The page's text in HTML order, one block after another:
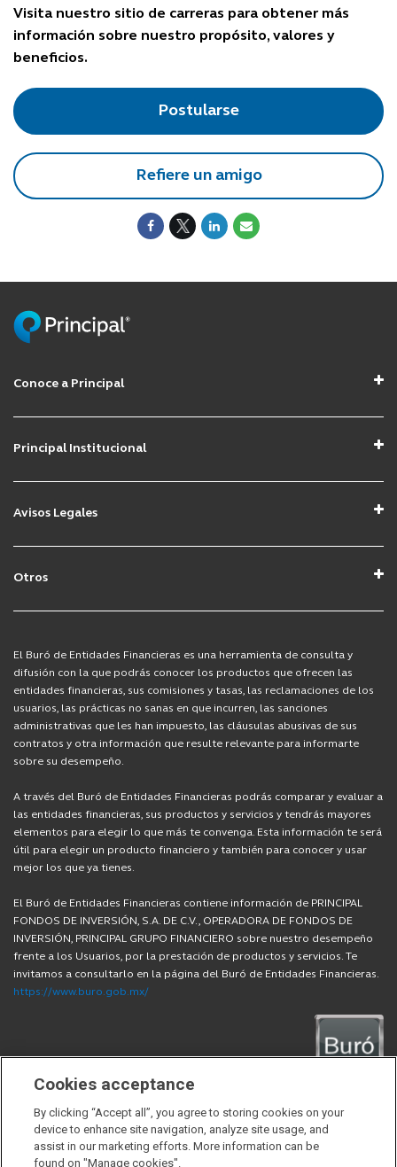
Visita nuestro sitio de carreras para obtener más
información sobre nuestro propósito, valores y
beneficios.
Postularse
Refiere un amigo
Conoce a Principal
Principal Institucional
Avisos Legales
Avisos Seguros
Otros
El Buró de Entidades Financieras es una herramienta de consulta y
difusión con la que podrás conocer los productos que ofrecen las
entidades financieras, sus comisiones y tasas, las reclamaciones de los
usuarios, las prácticas no sanas en que incurren, las sanciones
administrativas que les han impuesto, las cláusulas abusivas de sus
contratos y otra información que resulte relevante para informarte
sobre su desempeño.
A través del Buró de Entidades Financieras podrás comparar y evaluar a
las entidades financieras, sus productos y servicios y tendrás mayores
elementos para elegir lo que más te convenga. Esta información te será
útil para elegir un producto financiero y también para conocer y usar
mejor los que ya tienes.
El Buró de Entidades Financieras contiene información de PRINCIPAL
FONDOS DE INVERSIÓN, S.A. DE C.V., OPERADORA DE FONDOS DE
INVERSIÓN, PRINCIPAL GRUPO FINANCIERO sobre nuestro desempeño
frente a los Usuarios, por la prestación de productos y servicios. Te
invitamos a consultarlo en la página del Buró de Entidades Financieras.
https://www.buro.gob.mx/
Sitios externos
Cookies acceptance
By clicking “Accept all”, you agree to storing cookies on your
device to enhance site navigation, analyze site usage, and
assist in our marketing efforts. More information can be
found on "Manage cookies".